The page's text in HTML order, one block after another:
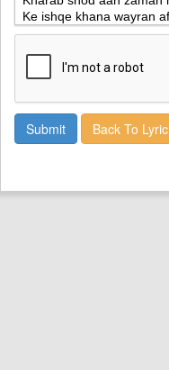
Back To Lyric